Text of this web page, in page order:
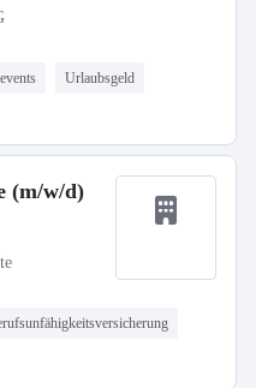
Urlaubsgeld
(m/w/d)